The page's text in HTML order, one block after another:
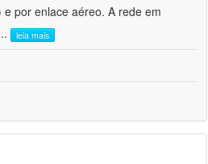
por enlace aéreo. A rede em
leia mais